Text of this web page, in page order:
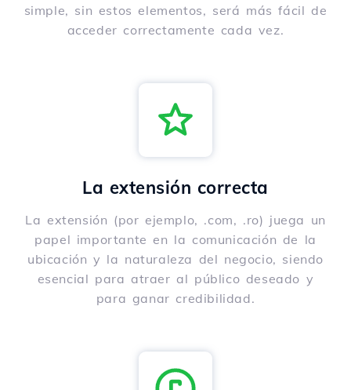
simple, sin estos elementos, será más fácil de
acceder correctamente cada vez.
La extensión correcta
La extensión (por ejemplo, .com, .ro) juega un
papel importante en la comunicación de la
ubicación y la naturaleza del negocio, siendo
esencial para atraer al público deseado y
para ganar credibilidad.